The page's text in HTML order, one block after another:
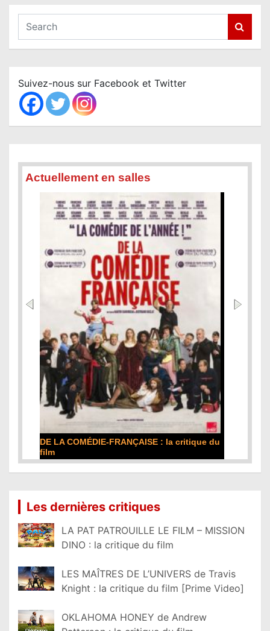
a
c
h
Suivez-nous sur Facebook et Twitter
Actuellement en salles
DE LA COMÉDIE-FRANÇAISE : la critique du
film
Les dernières critiques
LA PAT PATROUILLE LE FILM – MISSION
DINO : la critique du film
LES MAÎTRES DE L’UNIVERS de Travis
Knight : la critique du film [Prime Video]
OKLAHOMA HONEY de Andrew